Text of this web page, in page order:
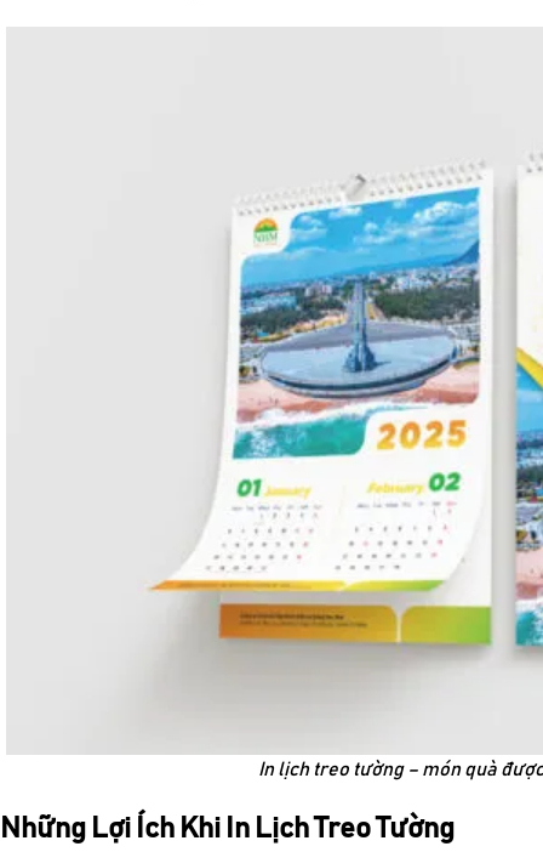
In lịch treo tường – món quà
Những Lợi Ích Khi In Lịch Treo Tường